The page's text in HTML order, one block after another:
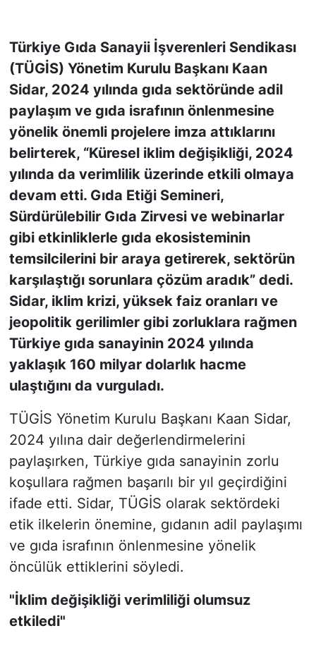
Türkiye Gıda Sanayii İşverenleri Sendikası
(TÜGİS) Yönetim Kurulu Başkanı Kaan
Sidar, 2024 yılında gıda sektöründe adil
paylaşım ve gıda israfının önlenmesine
yönelik önemli projelere imza attıklarını
belirterek, “Küresel iklim değişikliği, 2024
yılında da verimlilik üzerinde etkili olmaya
devam etti. Gıda Etiği Semineri,
Sürdürülebilir Gıda Zirvesi ve webinarlar
gibi etkinliklerle gıda ekosisteminin
temsilcilerini bir araya getirerek, sektörün
karşılaştığı sorunlara çözüm aradık” dedi.
Sidar, iklim krizi, yüksek faiz oranları ve
jeopolitik gerilimler gibi zorluklara rağmen
Türkiye gıda sanayinin 2024 yılında
yaklaşık 160 milyar dolarlık hacme
ulaştığını da vurguladı.
TÜGİS Yönetim Kurulu Başkanı Kaan Sidar,
2024 yılına dair değerlendirmelerini
paylaşırken, Türkiye gıda sanayinin zorlu
koşullara rağmen başarılı bir yıl geçirdiğini
ifade etti. Sidar, TÜGİS olarak sektördeki
etik ilkelerin önemine, gıdanın adil paylaşımı
ve gıda israfının önlenmesine yönelik
öncülük ettiklerini söyledi.
"İklim değişikliği verimliliği olumsuz
etkiledi"
KONGRE TAKVİMİ
RÖPORTAJLAR
BİYOGRAFİLER